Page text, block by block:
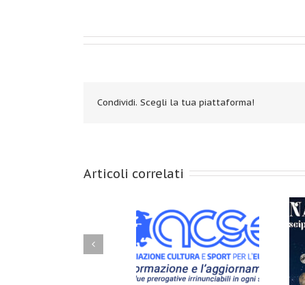
Condividi. Scegli la tua piattaforma!
Articoli correlati
Naturopatia – Discipline
Olistiche Bio Naturali –
Storiografia ed Attualità